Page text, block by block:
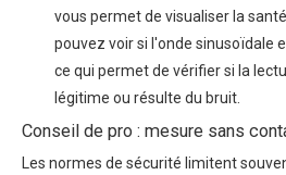
vous permet de visualiser la
pouvez voir si l'onde sinusoïdale
ce qui permet de vérifier si la
légitime ou résulte du bruit.
Conseil de pro : mesure sans
Les normes de sécurité limitent